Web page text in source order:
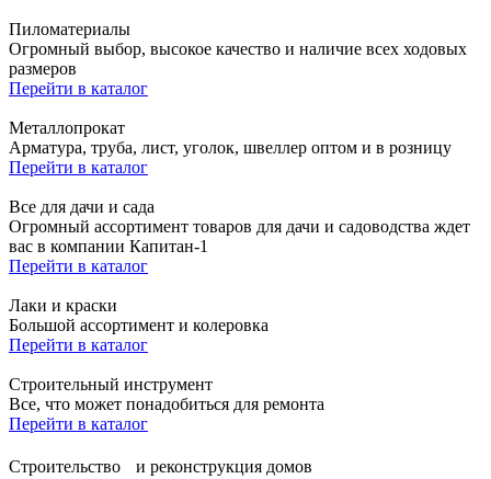
Пиломатериалы
Огромный выбор, высокое качество и наличие всех ходовых
размеров
Перейти в каталог
Металлопрокат
Арматура, труба, лист, уголок, швеллер оптом и в розницу
Перейти в каталог
Все для дачи и сада
Огромный ассортимент товаров для дачи и садоводства ждет
вас в компании Капитан-1
Перейти в каталог
Лаки и краски
Большой ассортимент и колеровка
Перейти в каталог
Строительный инструмент
Все, что может понадобиться для ремонта
Перейти в каталог
Строительство и реконструкция домов